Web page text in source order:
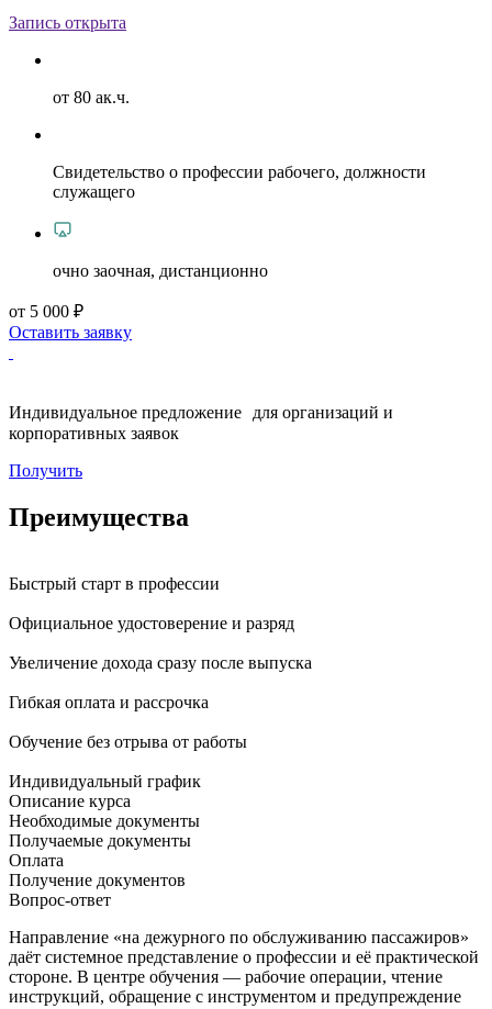
Запись открыта
от 80 ак.ч.
Свидетельство о профессии рабочего, должности
служащего
очно заочная, дистанционно
от 5 000 ₽
Оставить заявку
Индивидуальное предложение для организаций и
корпоративных заявок
Получить
Преимущества
Быстрый старт в профессии
Официальное удостоверение и разряд
Увеличение дохода сразу после выпуска
Гибкая оплата и рассрочка
Обучение без отрыва от работы
Индивидуальный график
Описание курса
Необходимые документы
Получаемые документы
Оплата
Получение документов
Вопрос-ответ
Направление «на дежурного по обслуживанию пассажиров»
даёт системное представление о профессии и её практической
стороне. В центре обучения — рабочие операции, чтение
инструкций, обращение с инструментом и предупреждение